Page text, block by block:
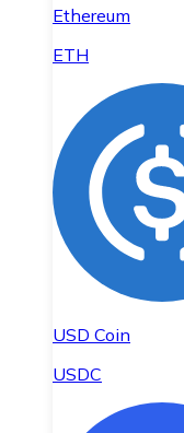
Ethereum
ETH
USD Coin
USDC